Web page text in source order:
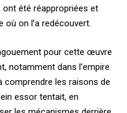
ont été réappropriées et
où on l’a redécouvert.
pour cette œuvre
notamment dans l’empire
comprendre les raisons de
essor tentait, en